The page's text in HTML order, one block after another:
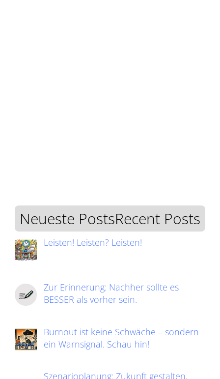
Neueste PostsRecent Posts
Leisten! Leisten? Leisten!
Zur Erinnerung: Nachher sollte es
BESSER als vorher sein.
Burnout ist keine Schwäche – sondern
ein Warnsignal. Schau hin!
Szenarioplanung: Zukunft gestalten,